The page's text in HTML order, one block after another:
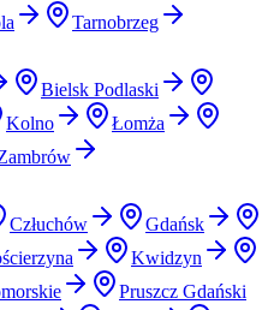
Tarnobrzeg
Bielsk Podlaski
Kolno
Łomża
Człuchów
Gdańsk
Kwidzyn
Pruszcz Gdański